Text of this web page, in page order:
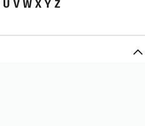
U V W X Y Z